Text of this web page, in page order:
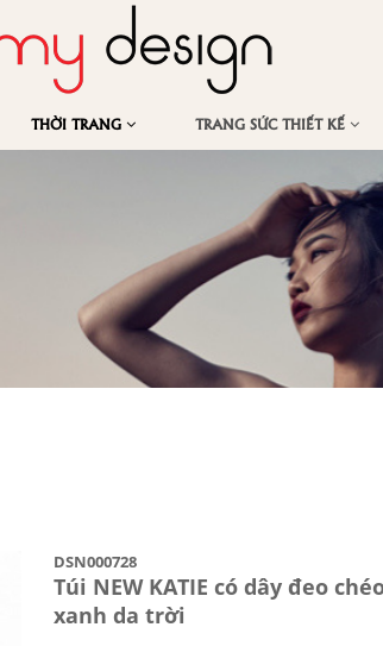
THỜI TRANG TRANG SỨC THIẾT KẾ
DSN000728
Túi NEW KATIE có dây đeo
xanh da trời